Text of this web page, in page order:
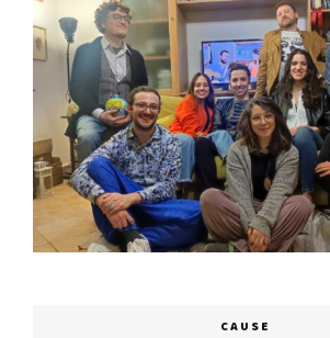
CAUSE